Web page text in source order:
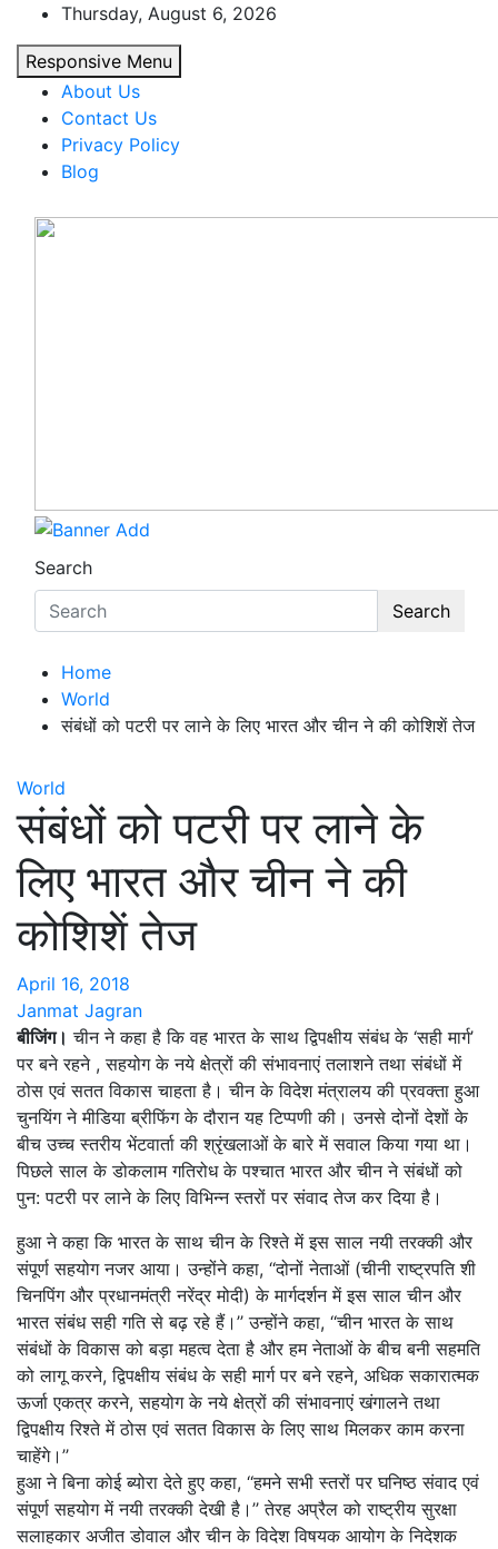
content
Thursday, August 6, 2026
Responsive Menu
About Us
Contact Us
Privacy Policy
Blog
Search
Search
Home
World
संबंधों को पटरी पर लाने के लिए भारत और चीन ने की कोशिशें तेज
World
संबंधों को पटरी पर लाने के
लिए भारत और चीन ने की
कोशिशें तेज
April 16, 2018
Janmat Jagran
बीजिंग। चीन ने कहा है कि वह भारत के साथ द्विपक्षीय संबंध के ‘सही मार्ग’
पर बने रहने , सहयोग के नये क्षेत्रों की संभावनाएं तलाशने तथा संबंधों में
ठोस एवं सतत विकास चाहता है। चीन के विदेश मंत्रालय की प्रवक्ता हुआ
चुनयिंग ने मीडिया ब्रीफिंग के दौरान यह टिप्पणी की। उनसे दोनों देशों के
बीच उच्च स्तरीय भेंटवार्ता की श्रृंखलाओं के बारे में सवाल किया गया था।
पिछले साल के डोकलाम गतिरोध के पश्चात भारत और चीन ने संबंधों को
पुन: पटरी पर लाने के लिए विभिन्न स्तरों पर संवाद तेज कर दिया है।
हुआ ने कहा कि भारत के साथ चीन के रिश्ते में इस साल नयी तरक्की और
संपूर्ण सहयोग नजर आया। उन्होंने कहा, ‘‘दोनों नेताओं (चीनी राष्ट्रपति शी
चिनपिंग और प्रधानमंत्री नरेंद्र मोदी) के मार्गदर्शन में इस साल चीन और
भारत संबंध सही गति से बढ़ रहे हैं।’’ उन्होंने कहा, ‘‘चीन भारत के साथ
संबंधों के विकास को बड़ा महत्व देता है और हम नेताओं के बीच बनी सहमति
को लागू करने, द्विपक्षीय संबंध के सही मार्ग पर बने रहने, अधिक सकारात्मक
ऊर्जा एकत्र करने, सहयोग के नये क्षेत्रों की संभावनाएं खंगालने तथा
द्विपक्षीय रिश्ते में ठोस एवं सतत विकास के लिए साथ मिलकर काम करना
चाहेंगे।’’
हुआ ने बिना कोई ब्योरा देते हुए कहा, ‘‘हमने सभी स्तरों पर घनिष्ठ संवाद एवं
संपूर्ण सहयोग में नयी तरक्की देखी है।’’ तेरह अप्रैल को राष्ट्रीय सुरक्षा
सलाहकार अजीत डोवाल और चीन के विदेश विषयक आयोग के निदेशक